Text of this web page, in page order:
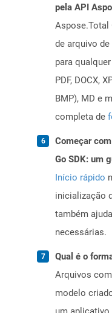
pela API
Aspose.Total
de arquivo
para
PDF, DOCX,
BMP), MD e
completa de
Começar
Go SDK: um
Início rápido
inicialização
também
necessárias.
Qual é o
Arquivos
modelo